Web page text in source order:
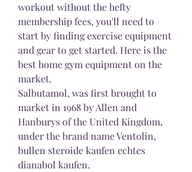
workout without the hefty
membership fees, you'll need to
start by finding exercise equipment
and gear to get started. Here is the
best home gym equipment on the
market.
Salbutamol, was first brought to
market in 1968 by Allen and
Hanburys of the United Kingdom,
under the brand name Ventolin,
bullen steroide kaufen echtes
dianabol kaufen.